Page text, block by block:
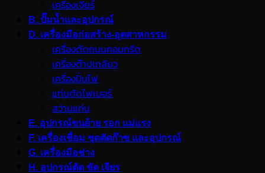
เครื่องเจียร์
B. ปั๊มน้ำและอุปกรณ์
D. เครื่องมือก่อสร้าง-อุตสาหกรรม
เครื่องตัดถนนคอนกรีต
เครื่องต๊าปเกลียว
เครื่องปั่นไฟ
แท่นตัดไฟเบอร์
สว่านแท่น
E. อุปกรณ์ขนย้าย รอก แม่แรง
F. เครื่องเชื่อม ชุดตัดก๊าซ และอุปกรณ์
G. เครื่องมือช่าง
H. อุปกรณ์ตัด ขัด เจียร